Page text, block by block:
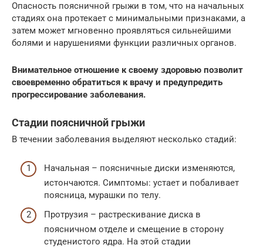
Опасность поясничной грыжи в том, что на начальных
стадиях она протекает с минимальными признаками, а
затем может мгновенно проявляться сильнейшими
болями и нарушениями функции различных органов.
Внимательное отношение к своему здоровью позволит
своевременно обратиться к врачу и предупредить
прогрессирование заболевания.
Стадии поясничной грыжи
В течении заболевания выделяют несколько стадий:
Начальная – поясничные диски изменяются,
истончаются. Симптомы: устает и побаливает
поясница, мурашки по телу.
Протрузия – растрескивание диска в
поясничном отделе и смещение в сторону
студенистого ядра. На этой стадии